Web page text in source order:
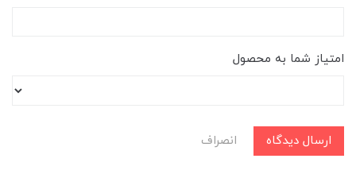
امتیاز شما به محصول
ارسال دیدگاه انصراف